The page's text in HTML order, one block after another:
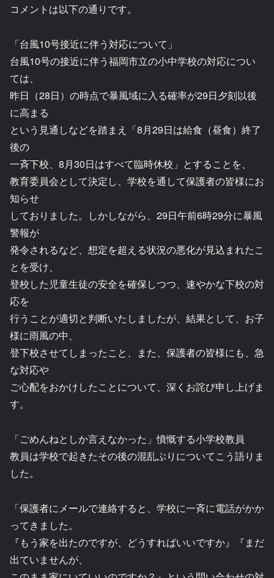
コメントは以下の通りです。
「台風10号接近に伴う対応について」
台風10号の接近に伴う福岡市立の小中学校の対応につい
ては、
昨日（28日）の時点で暴風域に入る確率が29日夕刻以後
に高まる
という見通しなどを踏まえ「8月29日は給食（昼食）終了
後の
一斉下校、8月30日はすべて臨時休校」とすることを、
教育委員会として決定し、学校を通して保護者の皆様にお
知らせ
しておりました。しかしながら、29日午前6時29分に暴風
警報が
発令されるなど、想定を超える状況の悪化が見込まれたこ
とを受け、
登校した児童生徒の安全を確保しつつ、速やかな下校の対
応を
行うことが適切と判断いたしましたが、結果として、お子
様に雨風の中、
登下校させてしまったこと、また、保護者の皆様にも、急
な対応や
ご心配をおかけしたことについて、深くお詫び申し上げま
す。
「ごめんねとしか言えなかった」憤慨する小学校教員
教員は学校で起きたその後の混乱ぶりについてこう語りま
した。
「保護者にメールで連絡すると、学校に一斉に電話がかか
ってきました。
『もう家を出たのですが、どうすればいいですか』『まだ
出ていませんが、